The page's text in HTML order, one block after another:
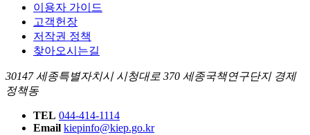
이용자 가이드
고객헌장
저작권 정책
찾아오시는길
30147 세종특별자치시 시청대로 370 세종국책연구단지 경제
정책동
TEL 044-414-1114
Email kiepinfo@kiep.go.kr